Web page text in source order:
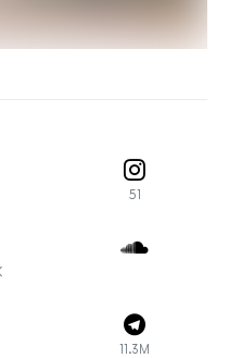
51
11.3M